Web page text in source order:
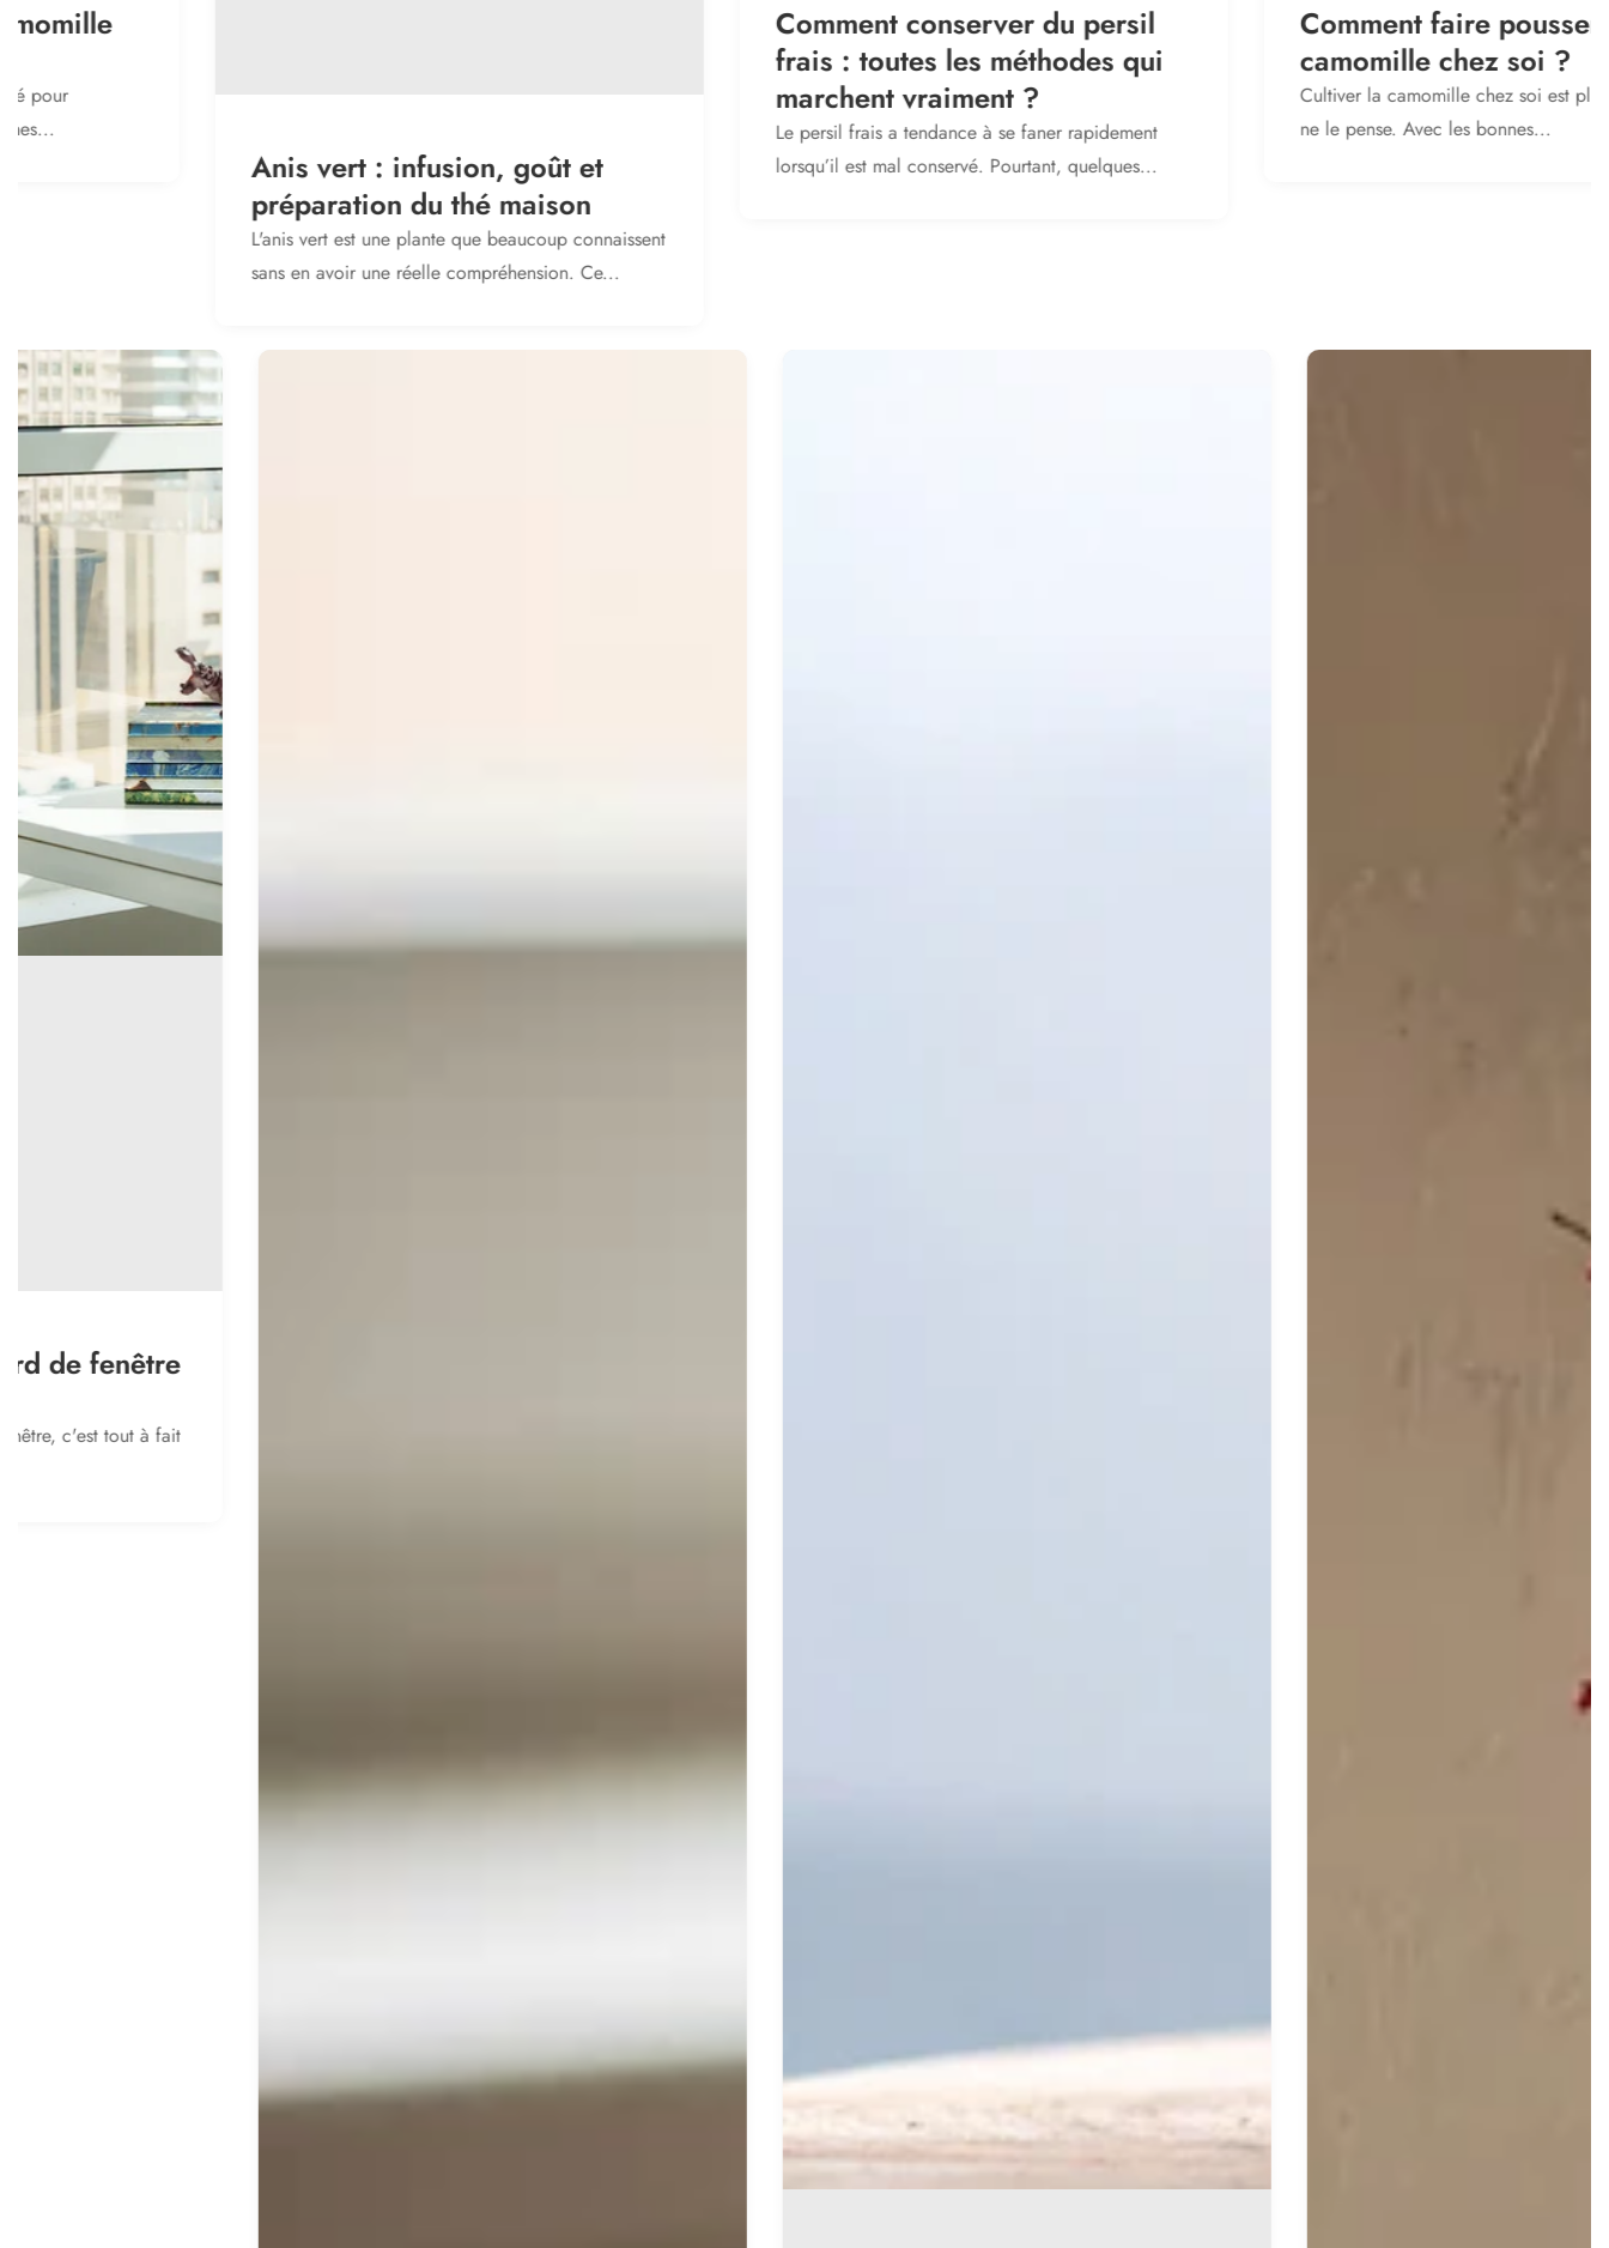
Anis vert : infusion, goût et
préparation du thé maison
L'anis vert est une plante que beaucoup connaissent
sans en avoir une réelle compréhension. Ce...
Comment conserver du persil
frais : toutes les méthodes qui
marchent vraiment ?
Le persil frais a tendance à se faner rapidement
lorsqu’il est mal conservé. Pourtant, quelques...
Comment faire pousser de la
camomille chez soi ?
Cultiver la camomille chez soi est plus simple qu'on
ne le pense. Avec les bonnes...